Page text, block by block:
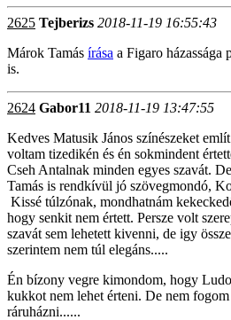
2625 Tejberizs 2018-11-19 16:55:43
Márok Tamás írása a Figaro
is.
2624 Gabor11 2018-11-19 13:47:55
Kedves Matusik János színészeket
voltam tizedikén és én sokmindent
Cseh Antalnak minden egyes szavát.
Tamás is rendkívül jó szövegmondó,
Kissé túlzónak, mondhatnám
hogy senkit nem értett. Persze volt
szavát sem lehetett kivenni, de igy
szerintem nem túl elegáns.....
Én bízony vegre kimondom, hogy
kukkot nem lehet érteni. De nem fogom
ráruházni......